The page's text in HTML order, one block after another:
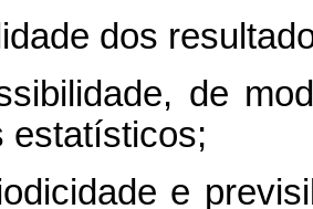
dos
de
estatísticos;
e